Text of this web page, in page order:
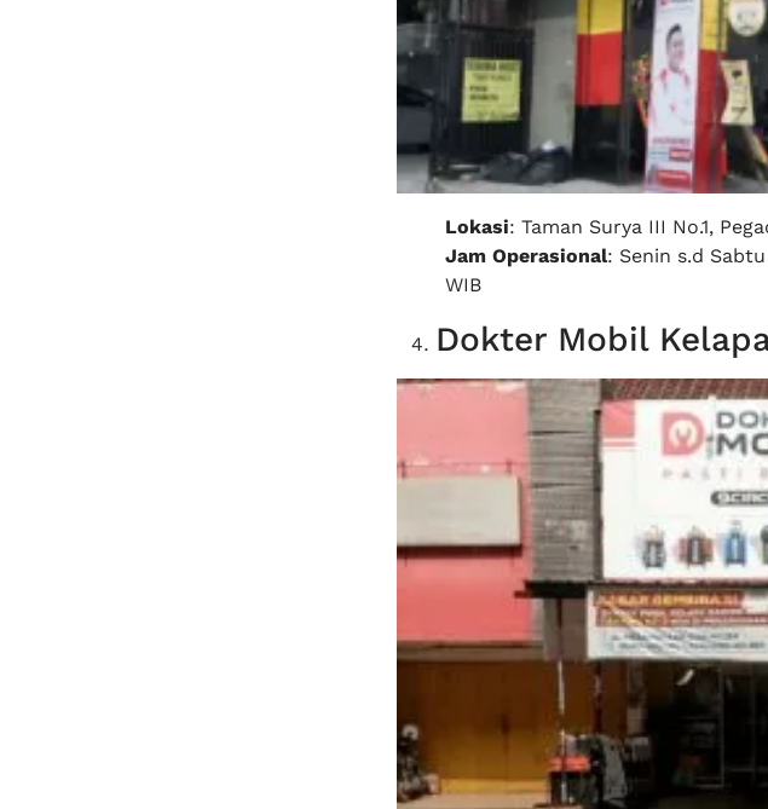
Lokasi: Taman Surya III No.1,
Jam Operasional: Senin s.d Sabtu
WIB
Dokter Mobil